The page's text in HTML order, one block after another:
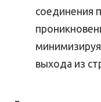
соединения
выхода из